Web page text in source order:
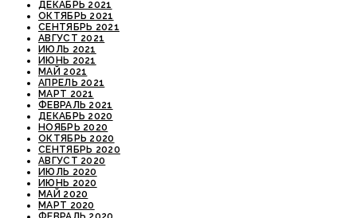
ДЕКАБРЬ 2021
ОКТЯБРЬ 2021
СЕНТЯБРЬ 2021
АВГУСТ 2021
ИЮЛЬ 2021
ИЮНЬ 2021
МАЙ 2021
АПРЕЛЬ 2021
МАРТ 2021
ФЕВРАЛЬ 2021
ДЕКАБРЬ 2020
НОЯБРЬ 2020
ОКТЯБРЬ 2020
СЕНТЯБРЬ 2020
АВГУСТ 2020
ИЮЛЬ 2020
ИЮНЬ 2020
МАЙ 2020
МАРТ 2020